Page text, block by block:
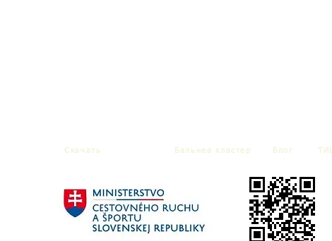
Cкачать Бальнеa кластер Блог ТИЦ